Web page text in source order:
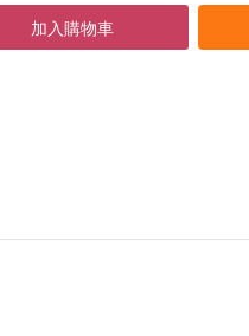
加入購物車